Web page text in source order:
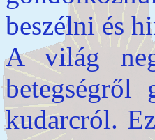
beszélni és
A világ
kudarcról.